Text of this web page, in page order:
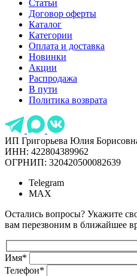
Статьи
Договор оферты
Каталог
Категории
Оплата и доставка
Новинки
Акции
Распродажа
В пути
Политика возврата
ИП Григорьева Юлия
ИНН: 422804389962
ОГРНИП: 320420500082639
Telegram
MAX
Остались вопросы? Укажите
вам перезвоним в ближайшее
Имя*
Телефон*